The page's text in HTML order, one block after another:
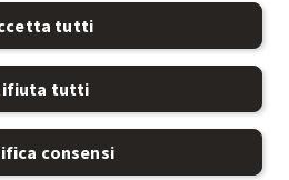
tutti
tutti
consensi